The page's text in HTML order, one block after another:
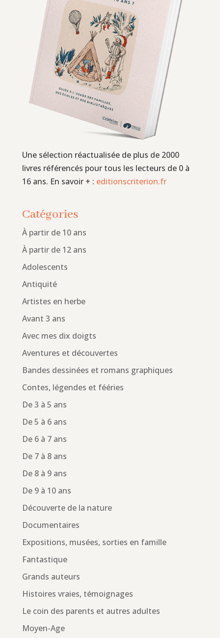
Une sélection réactualisée de plus de 2000
livres référencés pour tous les lecteurs de 0 à
16 ans. En savoir + : editionscriterion.fr
Catégories
À partir de 10 ans
À partir de 12 ans
Adolescents
Antiquité
Artistes en herbe
Avant 3 ans
Avec mes dix doigts
Aventures et découvertes
Bandes dessinées et romans graphiques
Contes, légendes et fééries
De 3 à 5 ans
De 5 à 6 ans
De 6 à 7 ans
De 7 à 8 ans
De 8 à 9 ans
De 9 à 10 ans
Découverte de la nature
Documentaires
Expositions, musées, sorties en famille
Fantastique
Grands auteurs
Histoires vraies, témoignages
Le coin des parents et autres adultes
Moyen-Age